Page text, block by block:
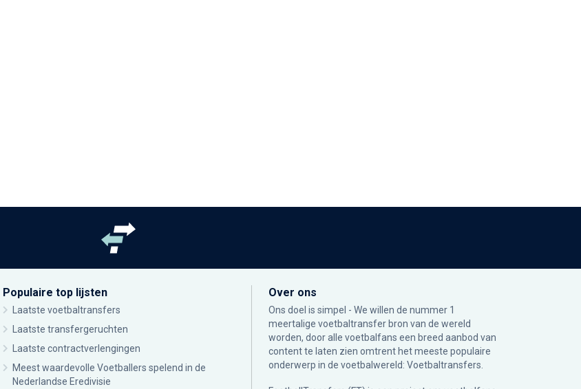
Populaire top lijsten
Laatste voetbaltransfers
Laatste transfergeruchten
Laatste contractverlengingen
Meest waardevolle Voetballers spelend in de
Nederlandse Eredivisie
Over ons
Ons doel is simpel - We willen de nummer 1
meertalige voetbaltransfer bron van de wereld
worden, door alle voetbalfans een breed aanbod van
content te laten zien omtrent het meeste populaire
onderwerp in de voetbalwereld: Voetbaltransfers.